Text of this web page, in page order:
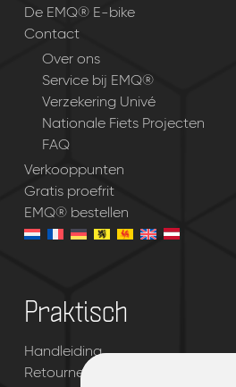
De EMQ® E-bike
Contact
Over ons
Service bij EMQ®
Verzekering Univé
Nationale Fiets Projecten
FAQ
Verkooppunten
Gratis proefrit
EMQ® bestellen
Praktisch
Handleiding
Retourneren & garantie